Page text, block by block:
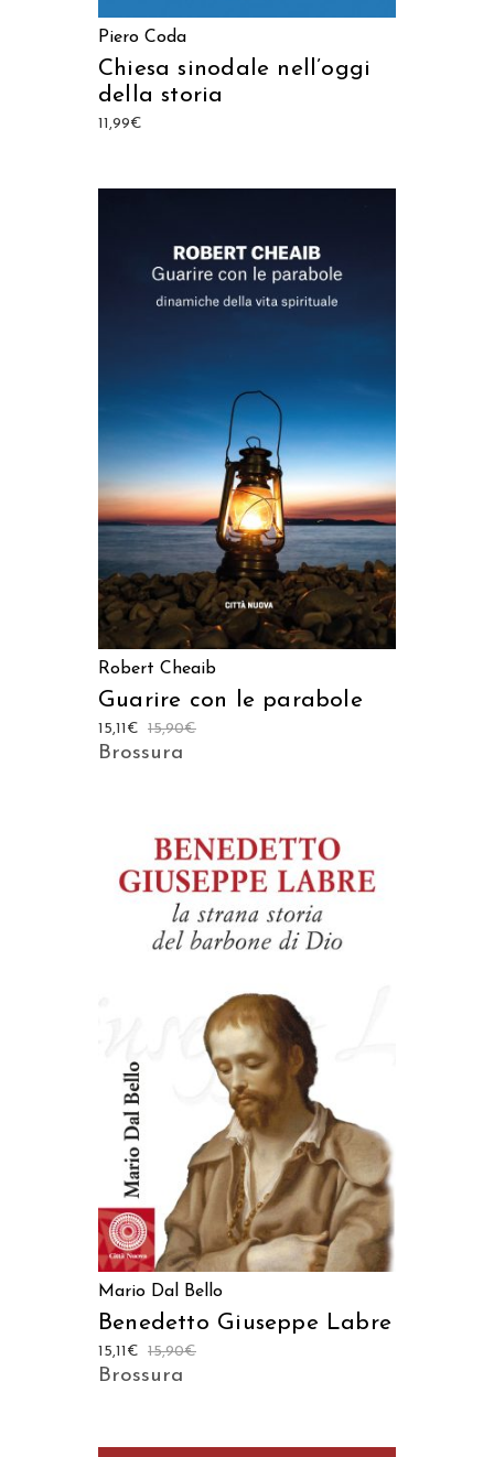
Piero Coda
Chiesa sinodale nell’oggi
della storia
11,99€
AGGIUNGI AL CARRELLO
Robert Cheaib
Guarire con le parabole
15,90€
15,11 €
Brossura
AGGIUNGI AL CARRELLO
Mario Dal Bello
Benedetto Giuseppe Labre
15,90€
15,11 €
Brossura